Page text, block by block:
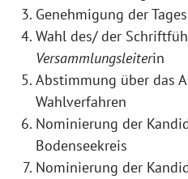
Genehmigung der
Wahl des/ der
Versammlungsleiterin
Abstimmung über das
Wahlverfahren
Nominierung der
Bodenseekreis
Nominierung der